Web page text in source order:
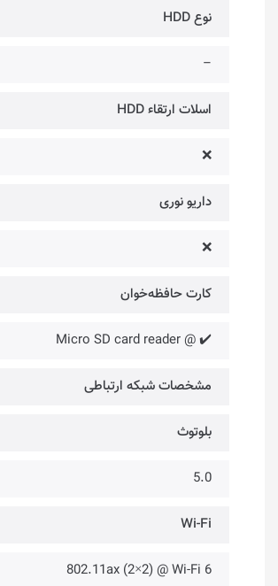
نوع HDD
–
اسلات ارتقاء HDD
❌
داریو نوری
❌
کارت حافظه‌خوان
✔️ @ Micro SD card reader
مشخصات شبکه ارتباطی
بلوتوث
5.0
Wi-Fi
802.11ax (2×2) @ Wi-Fi 6